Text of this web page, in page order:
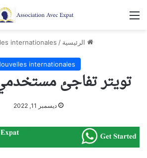
القائمة
الرئيسية /
internationales
internationales
تويتر تفاجئ
ديسمبر 11, 2022